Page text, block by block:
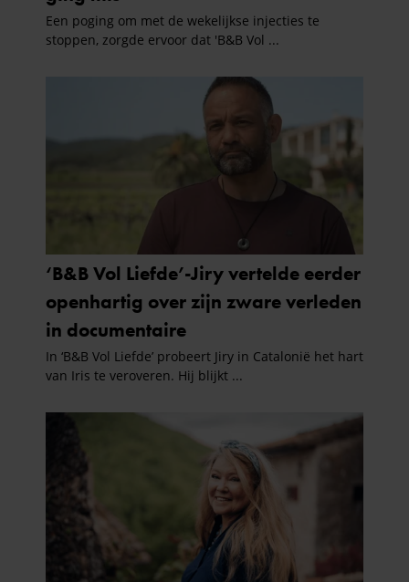
informatie over uw gebruik van onze site met onze
partners voor social media, adverteren en analyse. Deze
informatie die u aan ze heeft verstrekt of die ze hebben
verzameld op basis van uw gebruik van hun services. U
gaat akkoord met onze cookies als u onze website blijft
gebruiken.